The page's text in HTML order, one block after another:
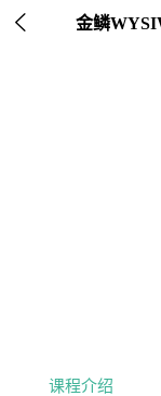

课程介绍